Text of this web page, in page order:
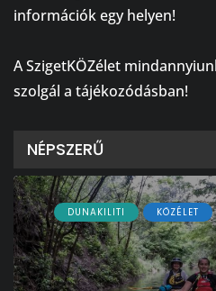
információk egy helyen!
A SzigetKÖZélet
szolgál a tájékozódásban!
NÉPSZERŰ
DUNAKILITI KÖZÉLET